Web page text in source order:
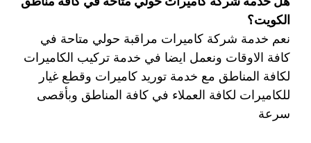
الكويت؟
نعم خدمة شركة كاميرات مراقبة حولي متاحة في
كافة الاوقات ونعمل ايضا في خدمة تركيب الكاميرات
لكافة المناطق مع خدمة توريد كاميرات وقطع غيار
للكاميرات لكافة العملاء في كافة المناطق وبأقصى
سرعة